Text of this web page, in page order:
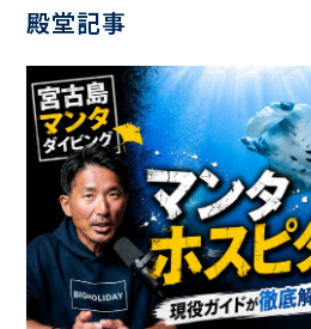
殿堂記事